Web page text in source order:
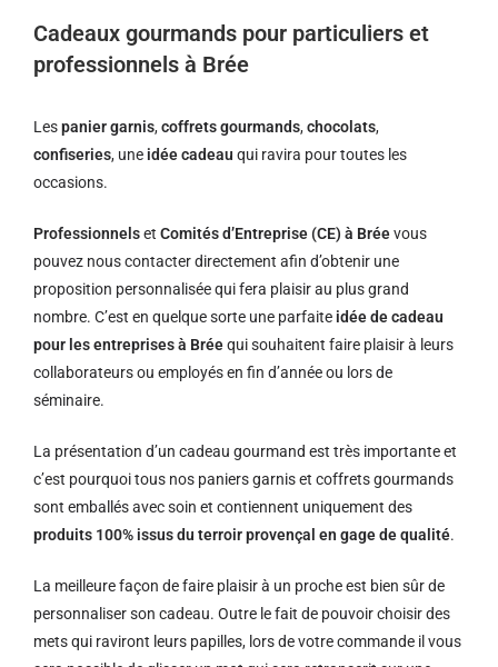
Cadeaux gourmands pour particuliers et
professionnels à Brée
Lespanier garnis,coffrets gourmands,chocolats,
confiseries, une idée cadeau qui ravira pour toutes les
occasions.
Professionnelset Comités d’Entreprise (CE) à Bréevous
pouvez nous contacter directement afin d’obtenir une
proposition personnalisée qui fera plaisir au plus grand
nombre. C’est en quelque sorte une parfaite idée de cadeau
pour les entreprises à Bréequi souhaitent faire plaisir à leurs
collaborateurs ou employés en fin d’année ou lors de
séminaire.
La présentation d’un cadeau gourmand est très importante et
c’est pourquoi tous nos paniers garnis et coffrets gourmands
sont emballés avec soin et contiennent uniquement des
produits 100% issus du terroir provençal en gage de qualité.
La meilleure façon de faire plaisir à un proche est bien sûr de
personnaliser son cadeau. Outre le fait de pouvoir choisir des
mets qui raviront leurs papilles, lors de votre commande il vous